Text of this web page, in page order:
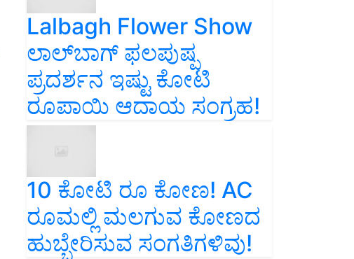
Lalbagh Flower Show
ಲಾಲ್‌ಬಾಗ್ ಫಲಪುಷ್ಪ
ಪ್ರದರ್ಶನ ಇಷ್ಟು ಕೋಟಿ
ರೂಪಾಯಿ ಆದಾಯ ಸಂಗ್ರಹ!
10 ಕೋಟಿ ರೂ ಕೋಣ! AC
ರೂಮಲ್ಲಿ ಮಲಗುವ ಕೋಣದ
ಹುಬ್ಬೇರಿಸುವ ಸಂಗತಿಗಳಿವು!